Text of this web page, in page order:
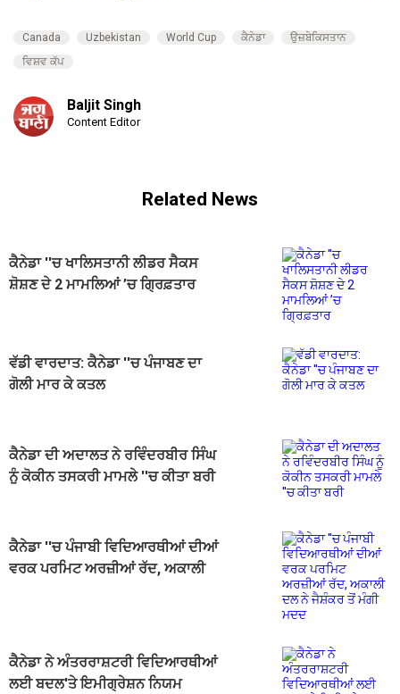
Canada Uzbekistan World Cup ਕੈਨੇਡਾ
ਉਜ਼ਬੇਕਿਸਤਾਨ
ਵਿਸ਼ਵ ਕੱਪ
Baljit Singh
Content Editor
Related News
ਕੈਨੇਡਾ ''ਚ ਖਾਲਿਸਤਾਨੀ ਲੀਡਰ ਸੈਕਸ
ਸ਼ੋਸ਼ਣ ਦੇ 2 ਮਾਮਲਿਆਂ ’ਚ ਗ੍ਰਿਫ਼ਤਾਰ
ਵੱਡੀ ਵਾਰਦਾਤ: ਕੈਨੇਡਾ ''ਚ ਪੰਜਾਬਣ ਦਾ
ਗੋਲੀ ਮਾਰ ਕੇ ਕਤਲ
ਕੈਨੇਡਾ ਦੀ ਅਦਾਲਤ ਨੇ ਰਵਿੰਦਰਬੀਰ ਸਿੰਘ
ਨੂੰ ਕੋਕੀਨ ਤਸਕਰੀ ਮਾਮਲੇ ''ਚ ਕੀਤਾ ਬਰੀ
ਕੈਨੇਡਾ ''ਚ ਪੰਜਾਬੀ ਵਿਦਿਆਰਥੀਆਂ ਦੀਆਂ
ਵਰਕ ਪਰਮਿਟ ਅਰਜ਼ੀਆਂ ਰੱਦ, ਅਕਾਲੀ
ਕੈਨੇਡਾ ਨੇ ਅੰਤਰਰਾਸ਼ਟਰੀ ਵਿਦਿਆਰਥੀਆਂ
ਲਈ ਬਦਲ'ਤੇ ਇਮੀਗ੍ਰੇਸ਼ਨ ਨਿਯਮ